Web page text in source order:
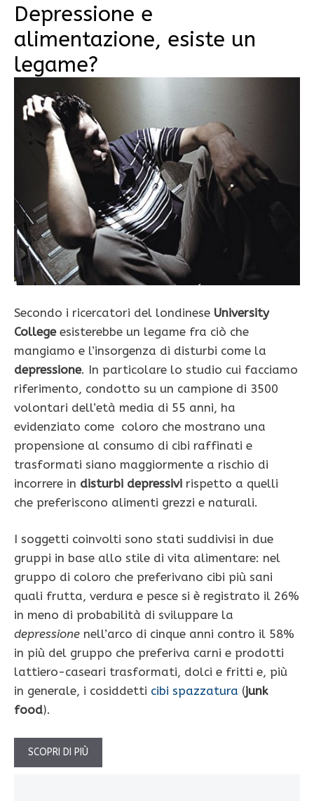
Depressione e
alimentazione, esiste un
legame?
Secondo i ricercatori del londinese University
Collegeesisterebbe un legame fra ciò che
mangiamo e l’insorgenza di disturbi come la
depressione. In particolare lo studio cui facciamo
riferimento, condotto su un campione di 3500
volontari dell’età media di 55 anni, ha
evidenziato come coloro che mostrano una
propensione al consumo di cibi raffinati e
trasformati siano maggiormente a rischio di
incorrere in disturbi depressivi rispetto a quelli
che preferiscono alimenti grezzi e naturali.
I soggetti coinvolti sono stati suddivisi in due
gruppi in base allo stile di vita alimentare: nel
gruppo di coloro che preferivano cibi più sani
quali frutta, verdura e pesce si è registrato il 26%
in meno di probabilità di sviluppare la
depressione nell’arco di cinque anni contro il 58%
in più del gruppo che preferiva carni e prodotti
lattiero-caseari trasformati, dolci e fritti e, più
in generale, i cosiddetti cibi spazzatura (junk
food).
SCOPRI DI PIÙ